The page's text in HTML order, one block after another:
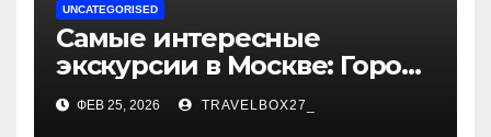
UNCATEGORISED
Самые интересные
экскурсии в Москве: Город
как сцена для вашей
сказки
ФЕВ 25, 2026 TRAVELBOX27_